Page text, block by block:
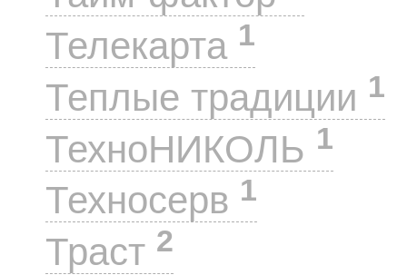
Телекарта 1
Теплые традиции 1
ТехноНИКОЛЬ 1
Техносерв 1
Траст 2